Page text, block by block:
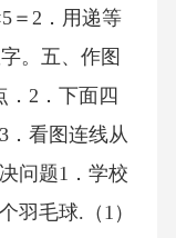
＝2．用递等
。五、作图
．2．下面四
．看图连线从
问题1．学校
羽毛球.（1）